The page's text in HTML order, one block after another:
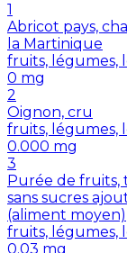
1
Abricot pays,
la Martinique
fruits, légumes,
0 mg
2
Oignon, cru
fruits, légumes,
0.000 mg
3
Purée de
sans sucres
(aliment moyen)
fruits, légumes,
0.03 mg